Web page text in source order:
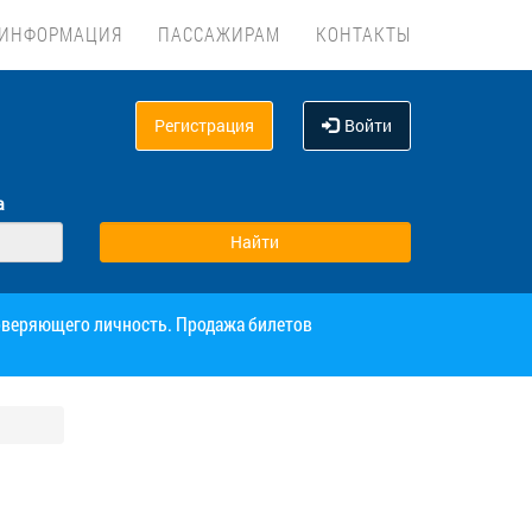
ПАССАЖИРАМ КОНТАКТЫ
Регистрация Войти
личность. Продажа билетов